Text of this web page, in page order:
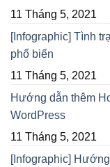
11 Tháng 5, 2021
[Infographic] Tình
phổ biến
11 Tháng 5, 2021
Hướng dẫn thêm
WordPress
11 Tháng 5, 2021
[Infographic]